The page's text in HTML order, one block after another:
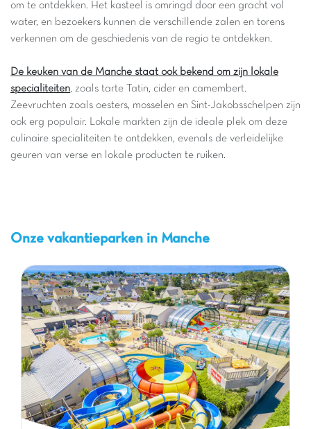
om te ontdekken. Het kasteel is omringd door een gracht vol
water, en bezoekers kunnen de verschillende zalen en torens
verkennen om de geschiedenis van de regio te ontdekken.
De keuken van de Manche staat ook bekend om zijn lokale
specialiteiten, zoals tarte Tatin, cider en camembert.
Zeevruchten zoals oesters, mosselen en Sint-Jakobsschelpen zijn
ook erg populair. Lokale markten zijn de ideale plek om deze
culinaire specialiteiten te ontdekken, evenals de verleidelijke
geuren van verse en lokale producten te ruiken.
Onze vakantieparken in Manche